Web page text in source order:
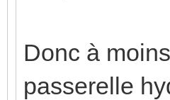
Donc à
passerelle